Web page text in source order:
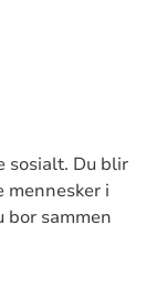
sosialt. Du blir
mennesker i
bor sammen